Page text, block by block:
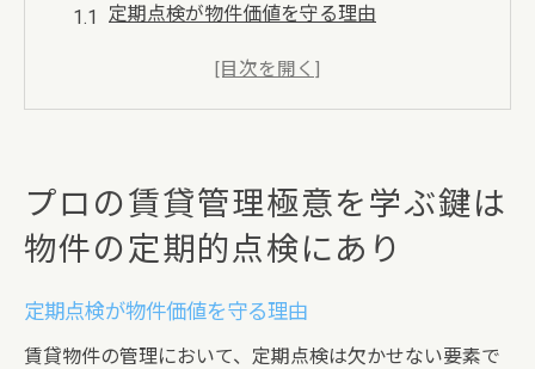
定期点検が物件価値を守る理由
チェックリストで効率的な点検を実現
点検頻度とそのメリットについて
成功する賃貸経営は入居者とのコミュニケーシ
プロの賃貸管理極意を学ぶ鍵は
物件の定期的点検にあり
定期点検が物件価値を守る理由
賃貸物件の管理において、定期点検は欠かせない要素で